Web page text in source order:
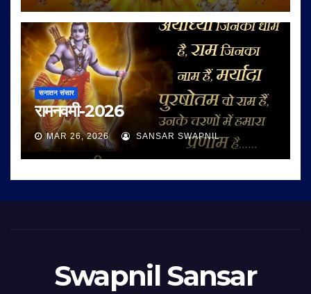
सनातन संसार
रामनवमी-2026
MAR 26, 2026 SANSAR SWAPNIL
Swapnil Sansar